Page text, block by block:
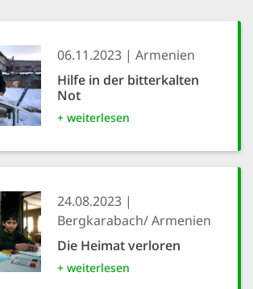
06.11.2023
Armenien
Hilfe in der bitterkalten
Not
+ weiterlesen
24.08.2023
Bergkarabach/ Armenien
Die Heimat verloren
+ weiterlesen